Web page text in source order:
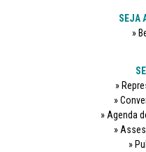
SEJA
Agenda